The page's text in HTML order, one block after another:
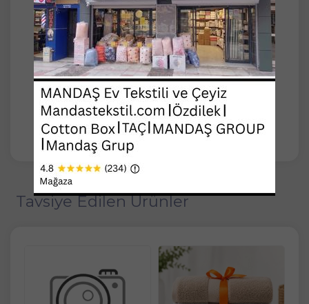
havlular, günlük rutininizi şıklıkla buluşturuyor
. Banyonuzun vazgeçilmezi olacak bu
havlular, modern tasarımlarıyla da dikkat
çekiyor. Kaliteli ve dayanıklı havlu arayışında
olanlar için Özdilek pamuklu havlu, üstün
performansı ve uygun fiyat avantajıyla ideal
bir seçimdir.
Şimdi sipariş verin, banyonuzu Özdilek
kalitesiyle tanıştırın!
Tavsiye Edilen Ürünler